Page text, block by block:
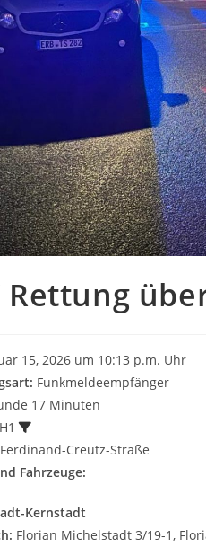
Rettung
15, 2026 um 10:13 p.m. Uhr
Funkmeldeempfänger
17 Minuten
H1
Ferdinand-Creutz-Straße
Fahrzeuge:
Kernstadt
Florian Michelstadt 3/19-1,